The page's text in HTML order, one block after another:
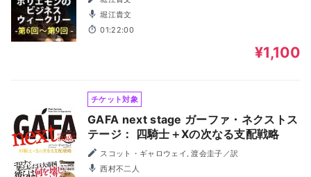
堀江貴文
01:22:00
¥1,100
チケット対象
GAFA next stage ガーファ・ネクストス
テージ： 四騎士＋Xの次なる支配戦略
スコット・ギャロウェイ, 渡会圭子／訳
西村不二人